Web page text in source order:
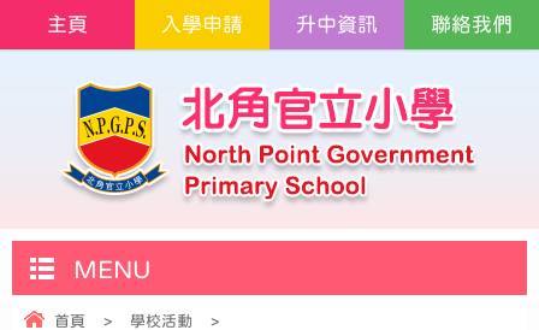
主頁 入學申請 升中資訊 聯絡我們
MENU
首頁 > 學校活動
>